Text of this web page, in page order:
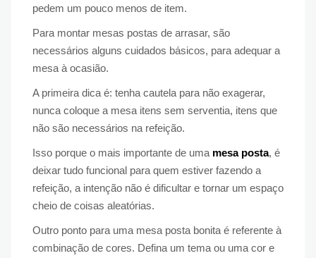
pedem um pouco menos de item.
Para montar mesas postas de arrasar, são
necessários alguns cuidados básicos, para adequar a
mesa à ocasião.
A primeira dica é: tenha cautela para não exagerar,
nunca coloque a mesa itens sem serventia, itens que
não são necessários na refeição.
Isso porque o mais importante de uma mesa posta, é
deixar tudo funcional para quem estiver fazendo a
refeição, a intenção não é dificultar e tornar um espaço
cheio de coisas aleatórias.
Outro ponto para uma mesa posta bonita é referente à
combinação de cores. Defina um tema ou uma cor e